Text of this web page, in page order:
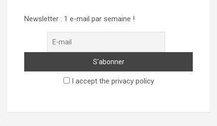
Newsletter : 1 e-mail par semaine !
I accept the privacy policy